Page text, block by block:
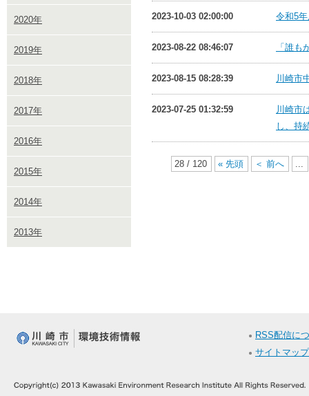
2020年
2019年
2018年
2017年
2016年
2015年
2014年
2013年
2023-10-03 02:00:00 令和5
2023-08-22 08:46:07 「誰も
2023-08-15 08:28:39 川崎市
2023-07-25 01:32:59
川崎市
し、持
28 / 120 « 先頭 ＜ 前へ ...
RSS配信に
サイトマップ